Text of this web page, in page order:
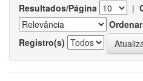
Resultados/Página |
Ordenar
Registro(s)